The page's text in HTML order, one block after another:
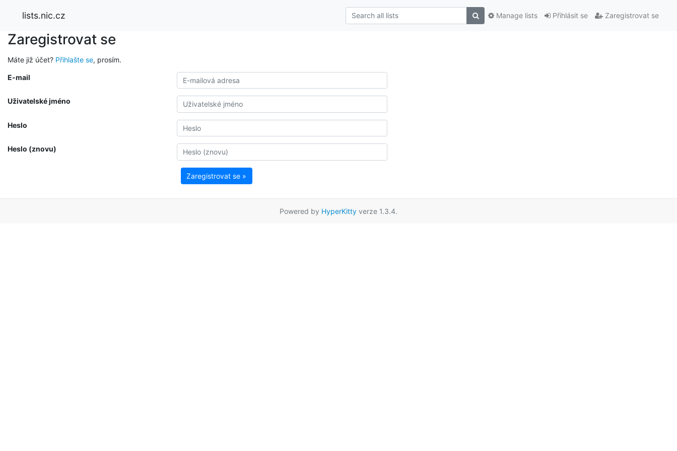
lists.nic.cz Přihlásit se Zaregistrovat se
Manage lists
Zaregistrovat se
Máte již účet? Přihlašte se, prosím.
E-mail
Uživatelské jméno
Heslo
Heslo (znovu)
Zaregistrovat se »
Powered by HyperKitty verze 1.3.4.